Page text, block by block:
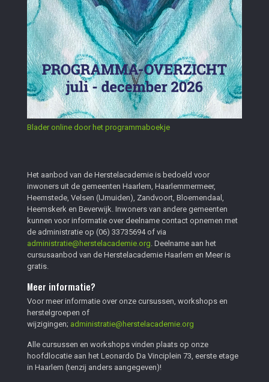
Blader online door het programmaboekje
Het aanbod van de Herstelacademie is bedoeld voor
inwoners uit de gemeenten Haarlem, Haarlemmermeer,
Heemstede, Velsen (IJmuiden), Zandvoort, Bloemendaal,
Heemskerk en Beverwijk. Inwoners van andere gemeenten
kunnen voor informatie over deelname contact opnemen met
de administratie op (06) 33735694of via
administratie@herstelacademie.org. Deelname aan het
cursusaanbod van de Herstelacademie Haarlem en Meer is
gratis.
Meer informatie?
Voor meer informatie over onze cursussen, workshops en
herstelgroepen of
wijzigingen; administratie@herstelacademie.org
Alle cursussen en workshops vinden plaats op onze
hoofdlocatie aan het Leonardo Da Vinciplein 73, eerste etage
in Haarlem (tenzij anders aangegeven)!